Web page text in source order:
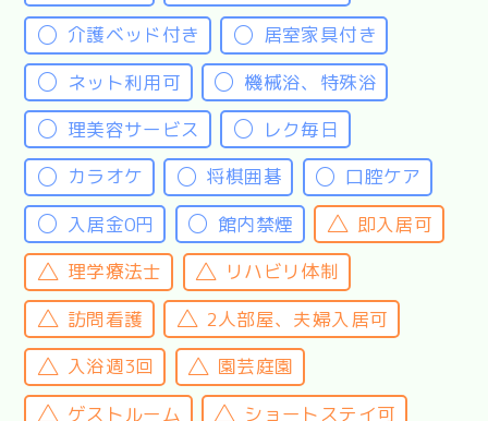
介護ベッド付き
居室家具付き
ネット利用可
機械浴、特殊浴
理美容サービス
レク毎日
カラオケ
将棋囲碁
口腔ケア
入居金0円
館内禁煙
即入居可
理学療法士
リハビリ体制
訪問看護
2人部屋、夫婦入居可
入浴週3回
園芸庭園
ゲストルーム
ショートステイ可